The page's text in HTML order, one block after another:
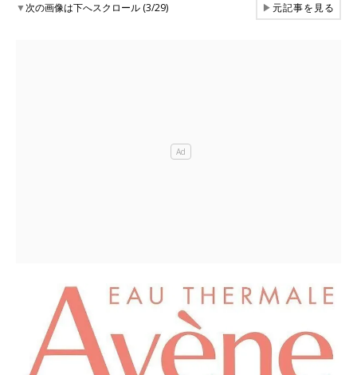
▼次の画像は下へスクロール (3/29) ▶元記事を見る